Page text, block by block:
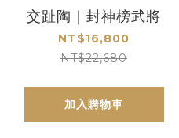
交趾陶｜封神榜武將
NT$16,800
NT$22,680
加入購物車